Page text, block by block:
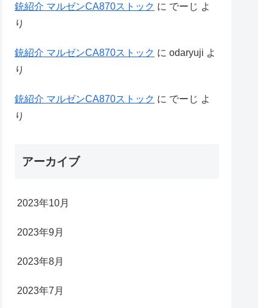
銃紹介 マルゼンCA870ストック に でーじ よ
り
銃紹介 マルゼンCA870ストック に odaryuji よ
り
銃紹介 マルゼンCA870ストック に でーじ よ
り
アーカイブ
2023年10月
2023年9月
2023年8月
2023年7月